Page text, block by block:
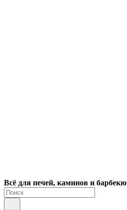
Всё для печей, каминов и барбекю